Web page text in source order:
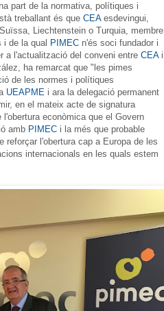
part de la normativa, polítiques i
treballant és que CEAesdevingui,
Liechtenstein o Turquia, membre
i de la qual PIMEC n'és soci fundador i
a l'actualització del conveni entre CEAi
ha remarcat que "les pimes
de les normes i polítiques
UEAPME i ara la delegació permanent
en el mateix acte de signatura
econòmica que el Govern
amb PIMEC i la més que probable
reforçar l'obertura cap a Europa de les
internacionals en les quals estem